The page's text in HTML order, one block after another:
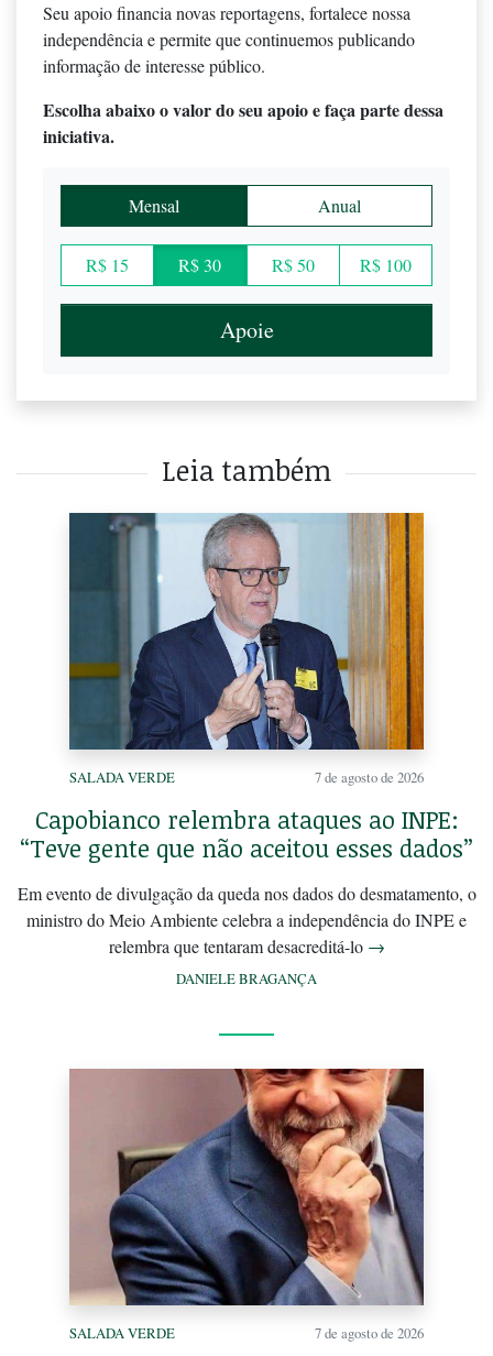
Seu apoio financia novas reportagens, fortalece nossa
independência e permite que continuemos publicando
informação de interesse público.
Escolha abaixo o valor do seu apoio e faça parte dessa
iniciativa.
Mensal Anual
R$ 15 R$ 30 R$ 50 R$ 100
Apoie
Leia também
SALADA VERDE 7 de agosto de 2026
Capobianco relembra ataques ao INPE:
“Teve gente que não aceitou esses dados”
Em evento de divulgação da queda nos dados do desmatamento, o
ministro do Meio Ambiente celebra a independência do INPE e
relembra que tentaram desacreditá-lo →
DANIELE BRAGANÇA
SALADA VERDE 7 de agosto de 2026